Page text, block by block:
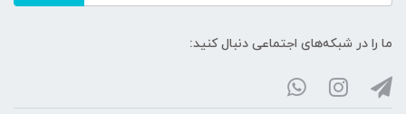
ما را در شبکه‌های اجتماعی دنبال کنید: